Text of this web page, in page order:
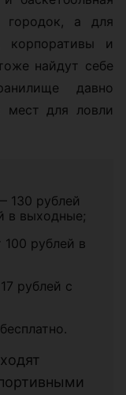
городок, а для
корпоративы и
найдут себе
давно
мест для ловли
130 рублей
в выходные;
рублей в
рублей с